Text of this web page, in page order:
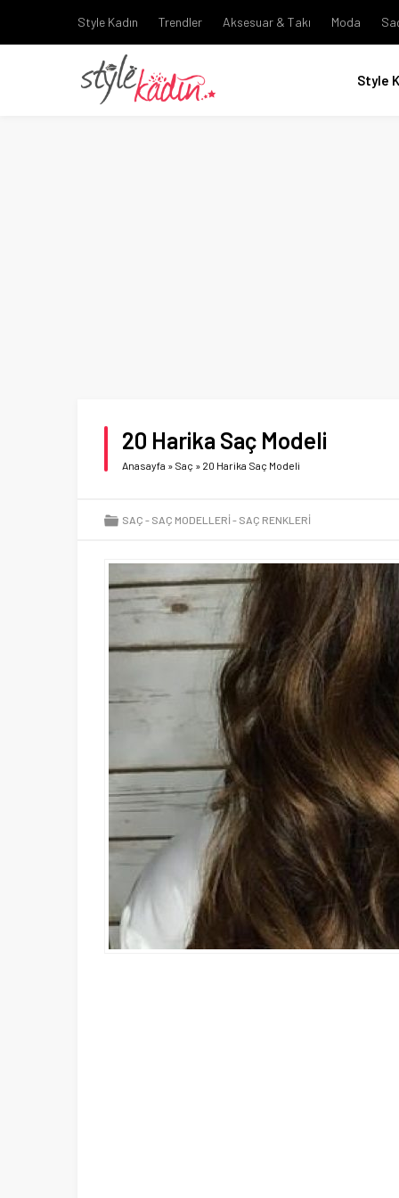
Style Kadın Trendler Aksesuar & Takı Moda
Style
20 Harika Saç Modeli
Anasayfa » Saç » 20 Harika Saç Modeli
SAÇ SAÇ MODELLERI SAÇ RENKLERI